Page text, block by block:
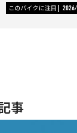
このバイクに注目
事